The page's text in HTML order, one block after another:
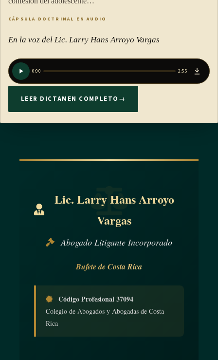
CÁPSULA DOCTRINAL EN AUDIO
En la voz del Lic. Larry Hans Arroyo Vargas
0:00 2:55
LEER DICTAMEN COMPLETO →
Lic. Larry Hans Arroyo
Vargas
Abogado Litigante Incorporado
Bufete de Costa Rica
Código Profesional 37094
Colegio de Abogados y Abogadas de Costa
Rica